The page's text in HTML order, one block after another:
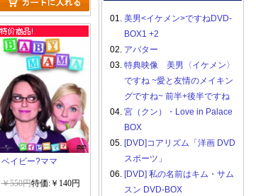
ベイビー?ママ
￥550円特価:￥140円
01. 美男<イケメン>ですねDVD-
BOX1 +2
02. アバター
03. 特典映像 美男〈イケメン〉
ですね ~愛と友情のメイキン
グですね~ 前半+後半ですね
04. 宮（クン）・Love in Palace
BOX
05. [DVD]コアリズム「洋画 DVD
スポーツ」
06. [DVD] 私の名前はキム・サム
スン DVD-BOX